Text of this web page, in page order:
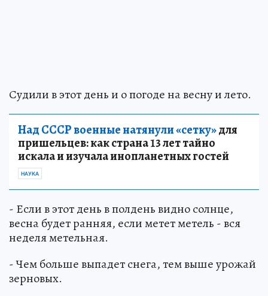
Судили в этот день и о погоде на весну и лето.
Над СССР военные натянули «сетку»для
пришельцев: как страна 13 лет тайно
искала и изучала инопланетных гостей
НАУКА
- Если в этот день в полдень видно солнце,
весна будет ранняя, если метет метель - вся
неделя метельная.
- Чем больше выпадет снега, тем выше урожай
зерновых.